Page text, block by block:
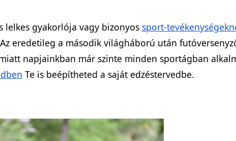
lelkes gyakorlója vagy bizonyos sport-
eredetileg a második világháború után
napjainkban már szinte minden sportágban
Te is beépítheted a saját edzéstervedbe.